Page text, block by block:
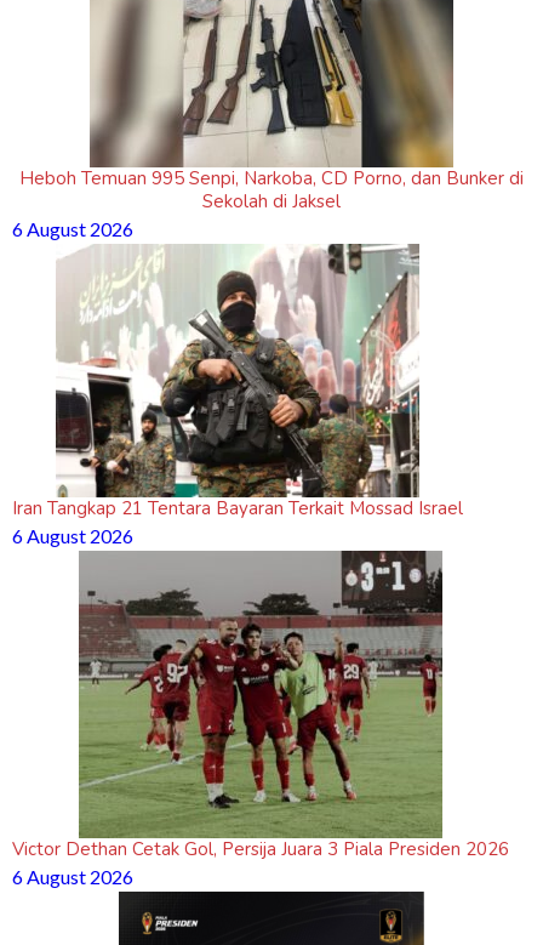
Heboh Temuan 995 Senpi, Narkoba, CD Porno, dan Bunker di
Sekolah di Jaksel
6 August 2026
Iran Tangkap 21 Tentara Bayaran Terkait Mossad Israel
6 August 2026
Victor Dethan Cetak Gol, Persija Juara 3 Piala Presiden 2026
6 August 2026